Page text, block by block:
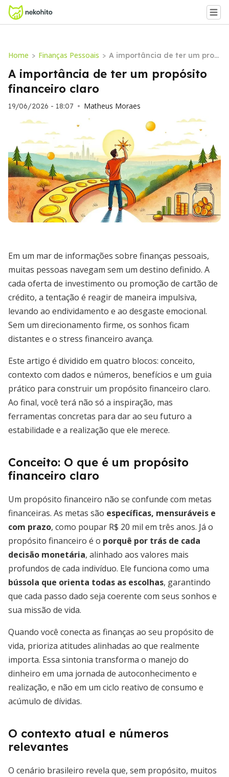
Home > Finanças Pessoais > A importância de ter um prop
ósito financeiro claro
A importância de ter um propósito
financeiro claro
19/06/2026 - 18:07 • Matheus Moraes
Em um mar de informações sobre finanças pessoais,
muitas pessoas navegam sem um destino definido. A
cada oferta de investimento ou promoção de cartão de
crédito, a tentação é reagir de maneira impulsiva,
levando ao endividamento e ao desgaste emocional.
Sem um direcionamento firme, os sonhos ficam
distantes e o stress financeiro avança.
Este artigo é dividido em quatro blocos: conceito,
contexto com dados e números, benefícios e um guia
prático para construir um propósito financeiro claro.
Ao final, você terá não só a inspiração, mas
ferramentas concretas para dar ao seu futuro a
estabilidade e a realização que ele merece.
Conceito: O que é um propósito
financeiro claro
Um propósito financeiro não se confunde com metas
financeiras. As metas são específicas, mensuráveis e
com prazo, como poupar R$ 20 mil em três anos. Já o
propósito financeiro é o porquê por trás de cada
decisão monetária, alinhado aos valores mais
profundos de cada indivíduo. Ele funciona como uma
bússola que orienta todas as escolhas, garantindo
que cada passo dado seja coerente com seus sonhos e
sua missão de vida.
Quando você conecta as finanças ao seu propósito de
vida, prioriza atitudes alinhadas ao que realmente
importa. Essa sintonia transforma o manejo do
dinheiro em uma jornada de autoconhecimento e
realização, e não em um ciclo reativo de consumo e
acúmulo de dívidas.
O contexto atual e números
relevantes
O cenário brasileiro revela que, sem propósito, muitos